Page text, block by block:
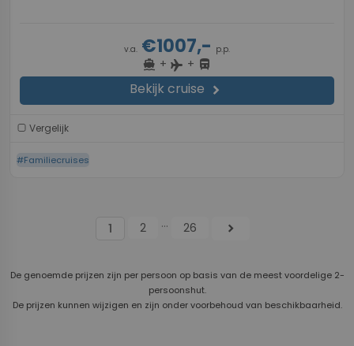
v.a. €1007,- p.p.
directions_boat + flight + directions_bus
Bekijk cruise chevron_right
Vergelijk
#Familiecruises
1 2 ... 26 chevron_right
De genoemde prijzen zijn per persoon op basis van de meest voordelige 2-
persoonshut.
De prijzen kunnen wijzigen en zijn onder voorbehoud van beschikbaarheid.